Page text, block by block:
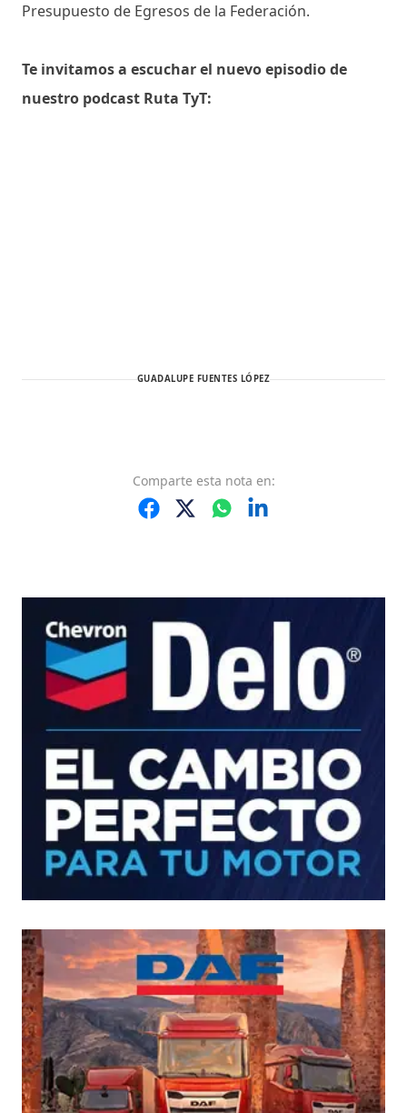
Presupuesto de Egresos de la Federación.
Te invitamos a escuchar el nuevo episodio de
nuestro podcast Ruta TyT:
GUADALUPE FUENTES LÓPEZ
Comparte esta nota en: